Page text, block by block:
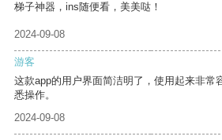
梯子神器，ins随便看，美美哒！
2024-09-08
游客
这款app的用户界面简洁明了，使用起来非常
悉操作。
2024-09-08